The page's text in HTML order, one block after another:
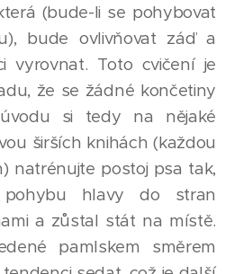
(bude-li se pohybovat
bude ovlivňovat záď a
vyrovnat. Toto cvičení je
že se žádné končetiny
si tedy na nějaké
širších knihách (každou
natrénujte postoj psa tak,
hlavy do stran
a zůstal stát na místě.
pamlskem směrem